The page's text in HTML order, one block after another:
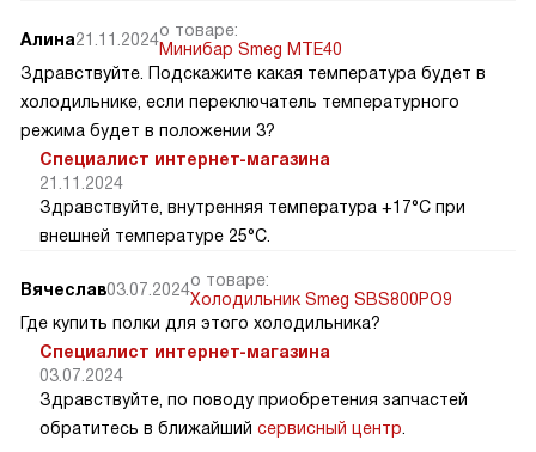
Алина21.11.2024о товаре:
Минибар Smeg MTE40
Здравствуйте. Подскажите какая температура будет в
холодильнике, если переключатель температурного
режима будет в положении 3?
Специалист интернет-магазина
21.11.2024
Здравствуйте, внутренняя температура +17°C при
внешней температуре 25°C.
Вячеслав03.07.2024о товаре:
Холодильник Smeg SBS800PO9
Где купить полки для этого холодильника?
Специалист интернет-магазина
03.07.2024
Здравствуйте, по поводу приобретения запчастей
обратитесь в ближайший сервисный центр